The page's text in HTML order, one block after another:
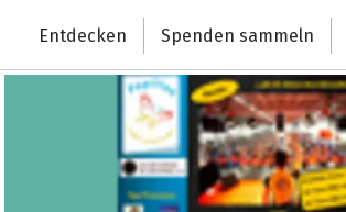
Deutschlands größte Spendenplattform
Entdecken Spenden sammeln